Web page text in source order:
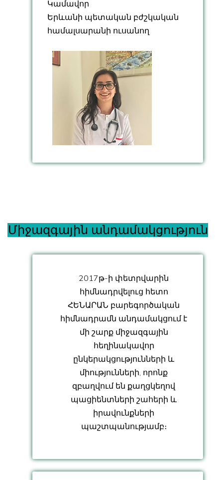
Կամավոր
Երևանի պետական բժշկական
համալսարանի ուսանող
Միջազգային անդամակցություն
2017թ-ի փետրվարին
հիմնադրվելուց հետո
ՀԵՆԱՐԱՆ բարեգործական
հիմնադրամն անդամակցում է
մի շարք միջազգային
հեղինակավոր
ընկերակցությունների և
միությունների, որոնք
զբաղվում են քաղցկեղով
պացիենտների շահերի և
իրավունքների
պաշտպանությամբ։